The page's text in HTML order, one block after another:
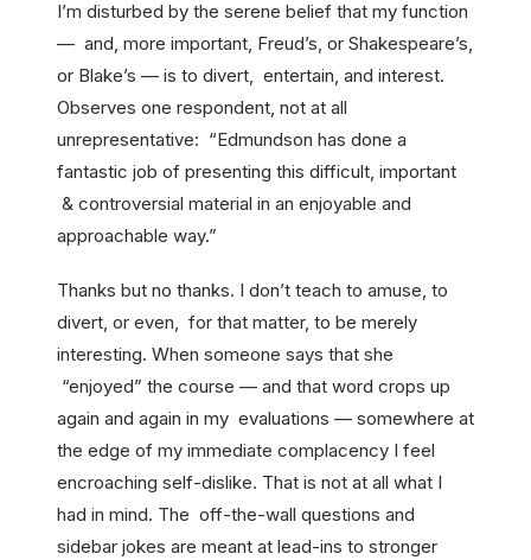
I’m disturbed by the serene belief that my function
— and, more important, Freud’s, or Shakespeare’s,
or Blake’s — is to divert, entertain, and interest.
Observes one respondent, not at all
unrepresentative: “Edmundson has done a
fantastic job of presenting this difficult, important
& controversial material in an enjoyable and
approachable way.”
Thanks but no thanks. I don’t teach to amuse, to
divert, or even, for that matter, to be merely
interesting. When someone says that she
“enjoyed” the course — and that word crops up
again and again in my evaluations — somewhere at
the edge of my immediate complacency I feel
encroaching self-dislike. That is not at all what I
had in mind. The off-the-wall questions and
sidebar jokes are meant at lead-ins to stronger